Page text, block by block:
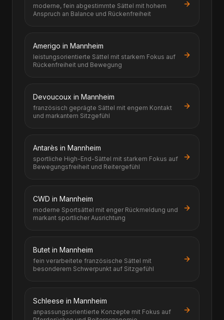
moderne, fein abgestimmte Sättel mit hohem
Anspruch an Balance und Rückenfreiheit
Amerigo in Mannheim
leistungsorientierte Sättel mit starkem Fokus auf
Rückenfreiheit und Bewegung
Devoucoux in Mannheim
französisch geprägte Sättel mit engem Kontakt
und markantem Sitzgefühl
Antarès in Mannheim
sportliche High-End-Sättel mit starkem Fokus auf
Bewegungsfreiheit und Reitergefühl
CWD in Mannheim
moderne Sportsättel mit enger Rückmeldung und
markant sportlicher Ausrichtung
Butet in Mannheim
fein verarbeitete französische Sättel mit
besonderem Schwerpunkt auf Sitzgefühl
Schleese in Mannheim
anpassungsorientierte Konzepte mit Fokus auf